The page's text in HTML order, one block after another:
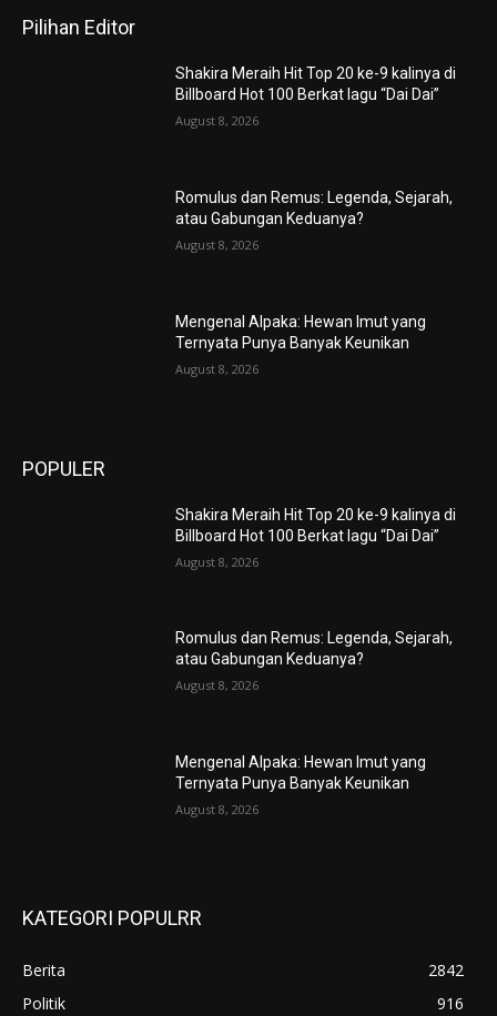
Pilihan Editor
Shakira Meraih Hit Top 20 ke-9 kalinya di
Billboard Hot 100 Berkat lagu “Dai Dai”
August 8, 2026
Romulus dan Remus: Legenda, Sejarah,
atau Gabungan Keduanya?
August 8, 2026
Mengenal Alpaka: Hewan Imut yang
Ternyata Punya Banyak Keunikan
August 8, 2026
POPULER
Shakira Meraih Hit Top 20 ke-9 kalinya di
Billboard Hot 100 Berkat lagu “Dai Dai”
August 8, 2026
Romulus dan Remus: Legenda, Sejarah,
atau Gabungan Keduanya?
August 8, 2026
Mengenal Alpaka: Hewan Imut yang
Ternyata Punya Banyak Keunikan
August 8, 2026
KATEGORI POPULRR
Berita
2842
Politik
916